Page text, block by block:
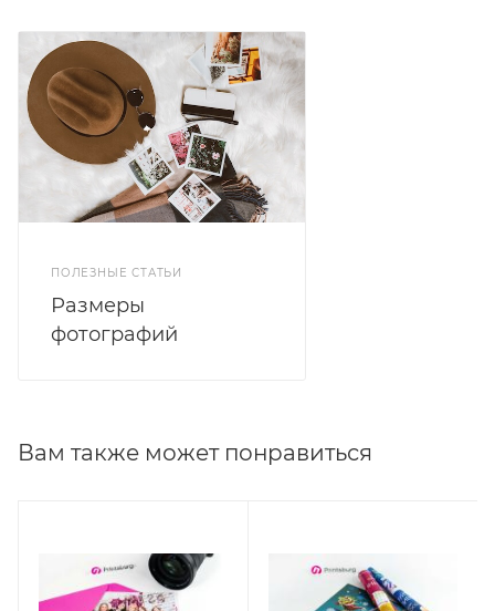
ПОЛЕЗНЫЕ СТАТЬИ
Размеры
фотографий
Вам также может понравиться